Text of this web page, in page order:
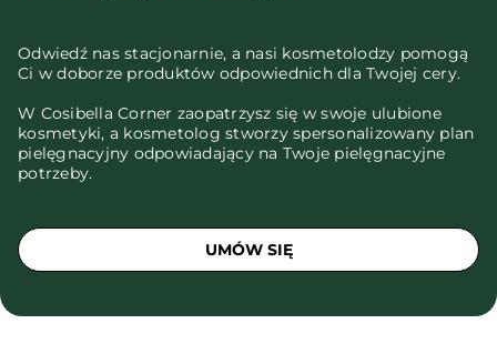
Odwiedź nas stacjonarnie, a nasi kosmetolodzy pomogą
Ci w doborze produktów odpowiednich dla Twojej cery.
W Cosibella Corner zaopatrzysz się w swoje ulubione
kosmetyki, a kosmetolog stworzy spersonalizowany plan
pielęgnacyjny odpowiadający na Twoje pielęgnacyjne
potrzeby.
UMÓW SIĘ